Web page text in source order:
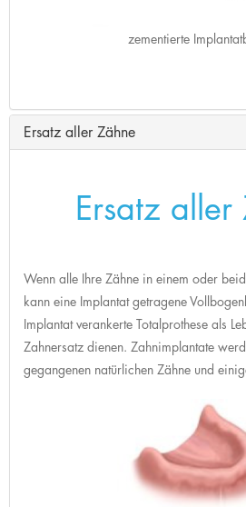
zementierte
Ersatz aller Zähne
Ersatz aller
Wenn alle Ihre Zähne in einem oder
kann eine Implantat getragene
Implantat verankerte Totalprothese als
Zahnersatz dienen. Zahnimplantate
gegangenen natürlichen Zähne und